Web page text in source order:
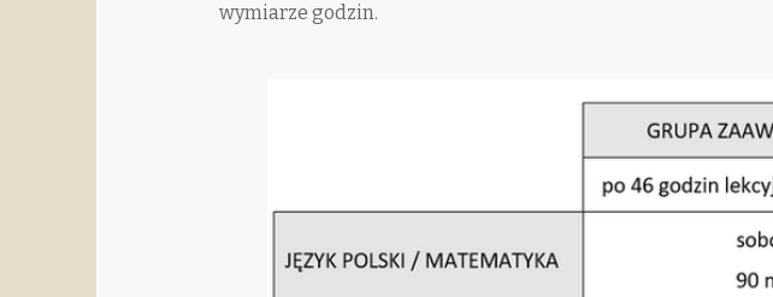
wymiarze godzin.